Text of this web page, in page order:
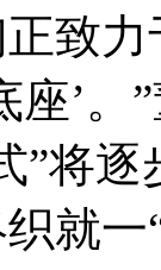
致
座’
”将
就